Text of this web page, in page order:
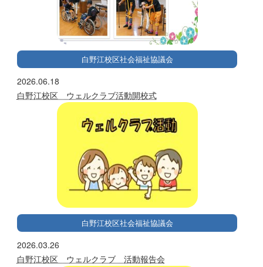
白野江校区社会福祉協議会
2026.06.18
白野江校区 ウェルクラブ活動開校式
白野江校区社会福祉協議会
2026.03.26
白野江校区 ウェルクラブ 活動報告会